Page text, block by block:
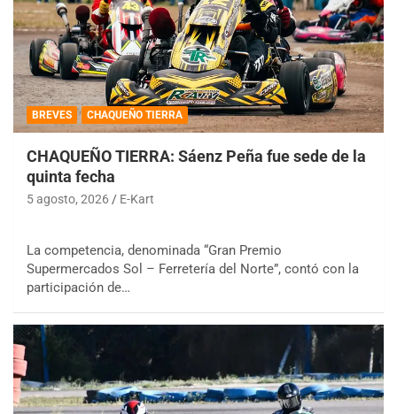
BREVES CHAQUEÑO TIERRA
CHAQUEÑO TIERRA: Sáenz Peña fue sede de la
quinta fecha
5 agosto, 2026 E-Kart
La competencia, denominada “Gran Premio
Supermercados Sol – Ferretería del Norte”, contó con la
participación de…